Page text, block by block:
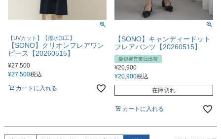
【UVカット】【撥水加工】
【SONO】クリオンフレアワン
ピース【20260515】
¥27,500
¥27,500税込
カートに入れる
【SONO】キャンディードット
フレアパンツ【20260515】
最短翌営業日出荷
¥20,900
¥20,900税込
在庫切れ
カートに入れる